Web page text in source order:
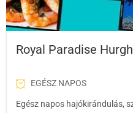
Royal Paradise
EGÉSZ NAPOS
Egész napos hajókirándulás,